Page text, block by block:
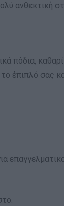
ανθεκτική
πόδια,
έπιπλό